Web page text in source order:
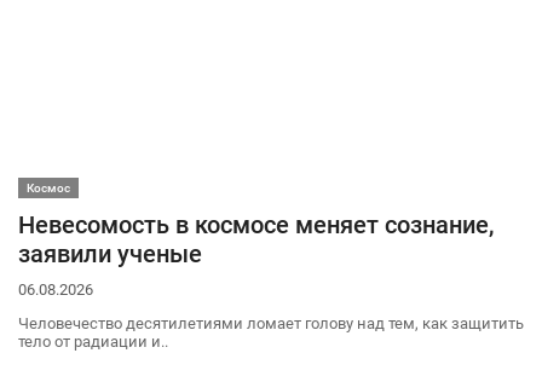
Космос
Невесомость в космосе меняет сознание,
заявили ученые
06.08.2026
Человечество десятилетиями ломает голову над тем, как защитить
тело от радиации и..